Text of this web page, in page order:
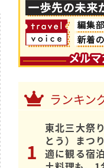
ランキン
東北三大祭
とう）まつ
適に観る宿